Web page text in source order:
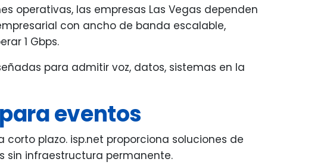
operativas, las empresas Las Vegas dependen
con ancho de banda escalable,
1 Gbps.
para admitir voz, datos, sistemas en la
eventos
plazo. isp.net proporciona soluciones de
sin infraestructura permanente.